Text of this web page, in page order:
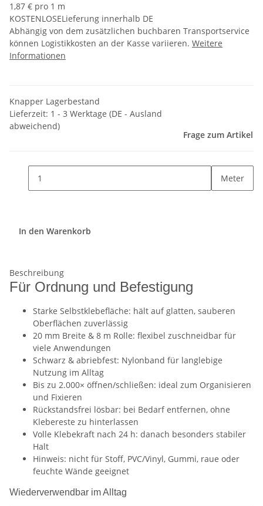
1,87 € pro 1 m
KOSTENLOSELieferung innerhalb DE
Abhängig von dem zusätzlichen buchbaren Transportservice
können Logistikkosten an der Kasse variieren. Weitere
Informationen
Knapper Lagerbestand
Lieferzeit: 1 - 3 Werktage (DE - Ausland
abweichend)
Frage zum Artikel
Meter
In den Warenkorb
Beschreibung
Für Ordnung und Befestigung
Starke Selbstklebefläche: hält auf glatten, sauberen
Oberflächen zuverlässig
20 mm Breite & 8 m Rolle: flexibel zuschneidbar für
viele Anwendungen
Schwarz & abriebfest: Nylonband für langlebige
Nutzung im Alltag
Bis zu 2.000× öffnen/schließen: ideal zum Organisieren
und Fixieren
Rückstandsfrei lösbar: bei Bedarf entfernen, ohne
Klebereste zu hinterlassen
Volle Klebekraft nach 24 h: danach besonders stabiler
Halt
Hinweis: nicht für Stoff, PVC/Vinyl, Gummi, raue oder
feuchte Wände geeignet
Wiederverwendbar im Alltag